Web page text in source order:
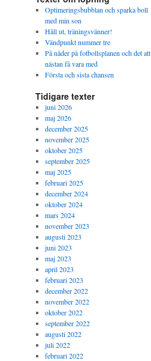
Optimeringsbubblan och sparka boll
med min son
Håll ut, träningsvänner!
Vändpunkt nummer tre
På nåder på fotbollsplanen och det att
nästan få vara med
Första och sista chansen
Tidigare texter
juni 2026
maj 2026
december 2025
november 2025
oktober 2025
september 2025
maj 2025
februari 2025
december 2024
oktober 2024
mars 2024
november 2023
augusti 2023
juni 2023
maj 2023
april 2023
februari 2023
december 2022
november 2022
oktober 2022
september 2022
augusti 2022
juli 2022
februari 2022